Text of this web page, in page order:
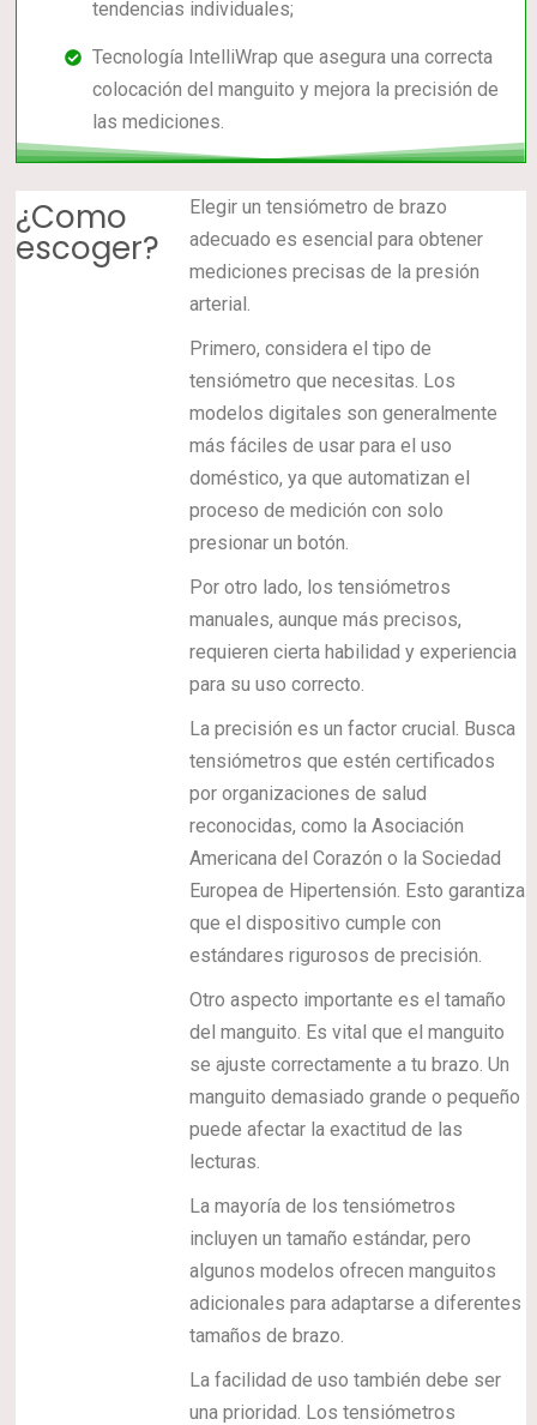
tendencias individuales;
Tecnología IntelliWrap que asegura una correcta
colocación del manguito y mejora la precisión de
las mediciones.
¿Como
escoger?
Elegir un tensiómetro de brazo
adecuado es esencial para obtener
mediciones precisas de la presión
arterial.
Primero, considera el tipo de
tensiómetro que necesitas. Los
modelos digitales son generalmente
más fáciles de usar para el uso
doméstico, ya que automatizan el
proceso de medición con solo
presionar un botón.
Por otro lado, los tensiómetros
manuales, aunque más precisos,
requieren cierta habilidad y experiencia
para su uso correcto.
La precisión es un factor crucial. Busca
tensiómetros que estén certificados
por organizaciones de salud
reconocidas, como la Asociación
Americana del Corazón o la Sociedad
Europea de Hipertensión. Esto garantiza
que el dispositivo cumple con
estándares rigurosos de precisión.
Otro aspecto importante es el tamaño
del manguito. Es vital que el manguito
se ajuste correctamente a tu brazo. Un
manguito demasiado grande o pequeño
puede afectar la exactitud de las
lecturas.
La mayoría de los tensiómetros
incluyen un tamaño estándar, pero
algunos modelos ofrecen manguitos
adicionales para adaptarse a diferentes
tamaños de brazo.
La facilidad de uso también debe ser
una prioridad. Los tensiómetros